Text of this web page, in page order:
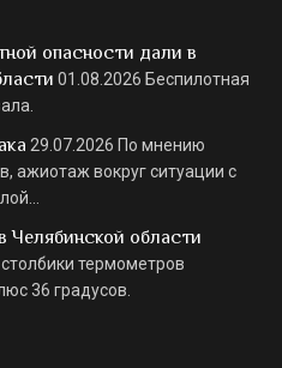
опасности дали в
01.08.2026 Беспилотная
29.07.2026 По мнению
ажиотаж вокруг ситуации с
Челябинской области
термометров
36 градусов.